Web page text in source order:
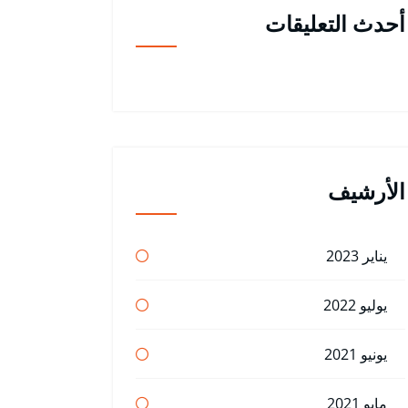
أحدث التعليقات
الأرشيف
يناير 2023
يوليو 2022
يونيو 2021
مايو 2021